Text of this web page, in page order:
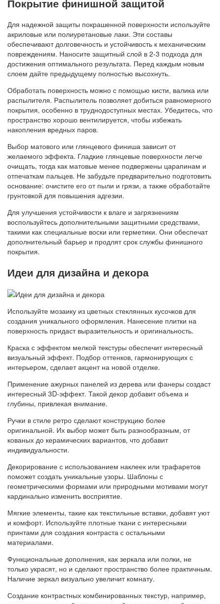
Покрытие финишной защитой
Для надежной защиты покрашенной поверхности используйте
акриловые или полиуретановые лаки. Эти составы
обеспечивают долговечность и устойчивость к механическим
повреждениям. Наносите защитный слой в 2-3 подхода для
достижения оптимального результата. Перед каждым новым
слоем дайте предыдущему полностью высохнуть.
Обработать поверхность можно с помощью кисти, валика или
распылителя. Распылитель позволяет добиться равномерного
покрытия, особенно в труднодоступных местах. Убедитесь, что
пространство хорошо вентилируется, чтобы избежать
накопления вредных паров.
Выбор матового или глянцевого финиша зависит от
желаемого эффекта. Гладкие глянцевые поверхности легче
очищать, тогда как матовые менее подвержены царапинам и
отпечаткам пальцев. Не забудьте предварительно подготовить
основание: очистите его от пыли и грязи, а также обработайте
грунтовкой для повышения адгезии.
Для улучшения устойчивости к влаге и загрязнениям
воспользуйтесь дополнительными защитными средствами,
такими как специальные воски или герметики. Они обеспечат
дополнительный барьер и продлят срок службы финишного
покрытия.
Идеи для дизайна и декора
Используйте мозаику из цветных стеклянных кусочков для
создания уникального оформления. Нанесение плитки на
поверхность придаст выразительность и оригинальность.
Краска с эффектом мелкой текстуры обеспечит интересный
визуальный эффект. Подбор оттенков, гармонирующих с
интерьером, сделает акцент на новой отделке.
Применение ажурных панелей из дерева или фанеры создаст
интересный 3D-эффект. Такой декор добавит объема и
глубины, привлекая внимание.
Ручки в стиле ретро сделают конструкцию более
оригинальной. Их выбор может быть разнообразным, от
кованых до керамических вариантов, что добавит
индивидуальности.
Декорирование с использованием наклеек или трафаретов
поможет создать уникальные узоры. Шаблоны с
геометрическими формами или природными мотивами могут
кардинально изменить восприятие.
Мягкие элементы, такие как текстильные вставки, добавят уют
и комфорт. Используйте плотные ткани с интересными
принтами для создания контраста с остальными
материалами.
Функциональные дополнения, как зеркала или полки, не
только украсят, но и сделают пространство более практичным.
Наличие зеркал визуально увеличит комнату.
Создание контрастных комбинированных текстур, например,